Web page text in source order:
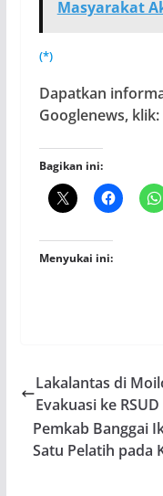
Masyarakat
(*)
Dapatkan
Googlenews, klik:
Bagikan ini:
Menyukai ini:
Lakalantas di
Evakuasi ke
Pemkab Banggai
Satu Pelatih pada